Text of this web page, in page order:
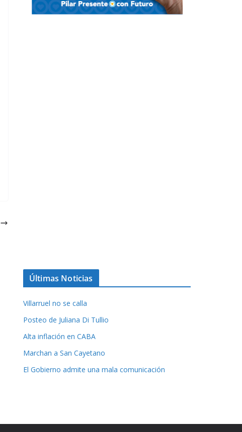
Últimas Noticias
Villarruel no se calla
Posteo de Juliana Di Tullio
Alta inflación en CABA
Marchan a San Cayetano
El Gobierno admite una mala comunicación